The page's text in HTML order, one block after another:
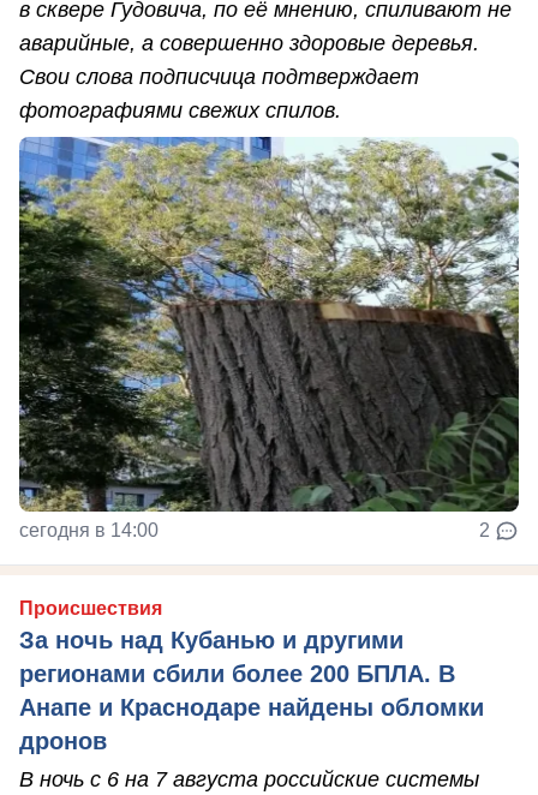
в сквере Гудовича, по её мнению, спиливают не
аварийные, а совершенно здоровые деревья.
Свои слова подписчица подтверждает
фотографиями свежих спилов.
сегодня в 14:00 2
Происшествия
За ночь над Кубанью и другими
регионами сбили более 200 БПЛА. В
Анапе и Краснодаре найдены обломки
дронов
В ночь с 6 на 7 августа российские системы